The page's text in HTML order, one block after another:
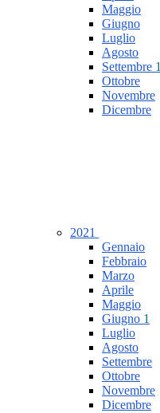
Maggio
Giugno
Luglio
Agosto
Settembre 1
Ottobre
Novembre
Dicembre
2021
Gennaio
Febbraio
Marzo
Aprile
Maggio
Giugno 1
Luglio
Agosto
Settembre
Ottobre
Novembre
Dicembre